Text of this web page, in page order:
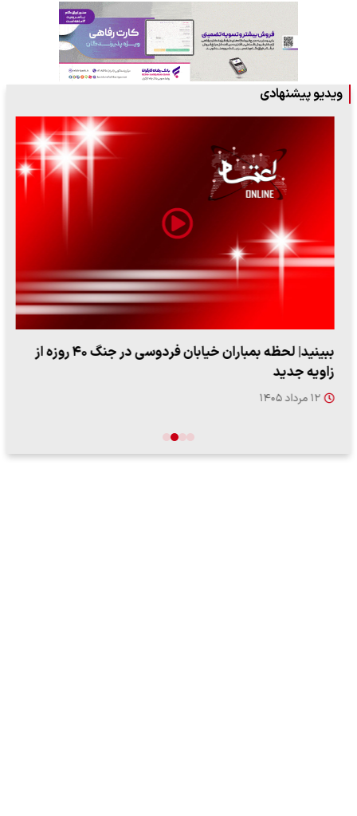
ویدیو پیشنهادی
ببینید| لحظه بمباران خیابان فردوسی در جنگ ۴۰ روزه از
زاویه جدید
۱۲ مرداد ۱۴۰۵